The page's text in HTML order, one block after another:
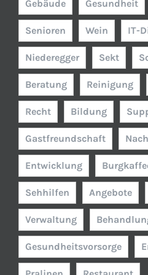
Gebäude Gesundheit
Senioren Wein IT-
Niederegger Sekt
Beratung Reinigung
Recht Bildung
Gastfreundschaft
Entwicklung
Sehhilfen Angebote
Verwaltung
Gesundheitsvorsorge